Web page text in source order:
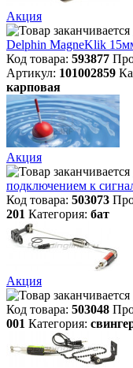
Акция
Delphin MagneKlik
Код товара: 593877
Артикул: 101002859
карповая
Акция
подключением к
Код товара: 503073
201 Категория: бат
Акция
Код товара: 503048
001 Категория: